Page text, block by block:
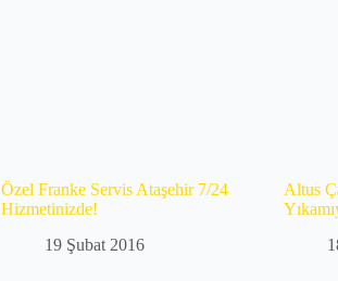
Özel Franke Servis Ataşehir 7/24
Hizmetinizde!
19 Şubat 2016
Altus